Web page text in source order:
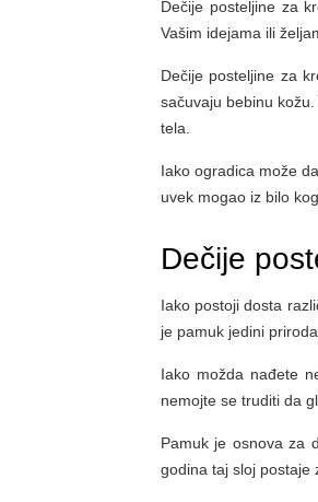
Dečije posteljine za
Vašim idejama ili
Dečije posteljine za
sačuvaju bebinu
tela.
Iako ogradica može
uvek mogao iz bilo
Dečije
Iako postoji dosta
je pamuk jedini
Iako možda nađete
nemojte se truditi da
Pamuk je osnova za
godina taj sloj postaje